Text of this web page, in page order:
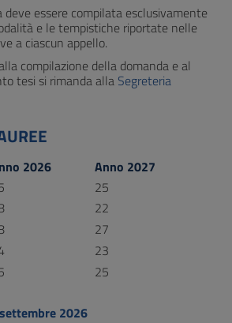
deve essere compilata esclusivamente
e le tempistiche riportate nelle
a ciascun appello.
compilazione della domanda e al
tesi si rimanda alla Segreteria
2026
Anno 2027
25
22
27
23
25
2026